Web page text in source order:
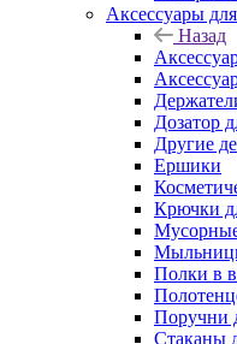
Аксессуары
Назад
Дозатор
Другие
Ершики
Крючки
Полки в
Поручни
Стаканы